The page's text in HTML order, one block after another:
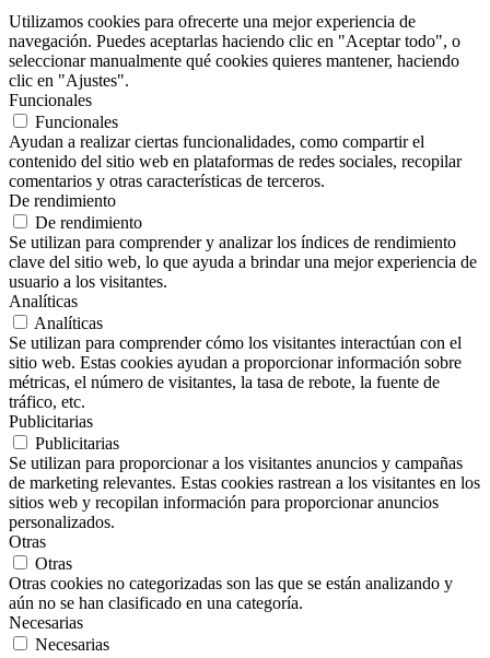
Utilizamos cookies para ofrecerte una mejor experiencia de
navegación. Puedes aceptarlas haciendo clic en "Aceptar todo", o
seleccionar manualmente qué cookies quieres mantener, haciendo
clic en "Ajustes".
Funcionales
Funcionales
Ayudan a realizar ciertas funcionalidades, como compartir el
contenido del sitio web en plataformas de redes sociales, recopilar
comentarios y otras características de terceros.
De rendimiento
De rendimiento
Se utilizan para comprender y analizar los índices de rendimiento
clave del sitio web, lo que ayuda a brindar una mejor experiencia de
usuario a los visitantes.
Analíticas
Analíticas
Se utilizan para comprender cómo los visitantes interactúan con el
sitio web. Estas cookies ayudan a proporcionar información sobre
métricas, el número de visitantes, la tasa de rebote, la fuente de
tráfico, etc.
Publicitarias
Publicitarias
Se utilizan para proporcionar a los visitantes anuncios y campañas
de marketing relevantes. Estas cookies rastrean a los visitantes en los
sitios web y recopilan información para proporcionar anuncios
personalizados.
Otras
Otras
Otras cookies no categorizadas son las que se están analizando y
aún no se han clasificado en una categoría.
Necesarias
Necesarias